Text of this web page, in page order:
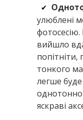
✔
улюблені
вийшло
тонкого
легше буде
яскраві